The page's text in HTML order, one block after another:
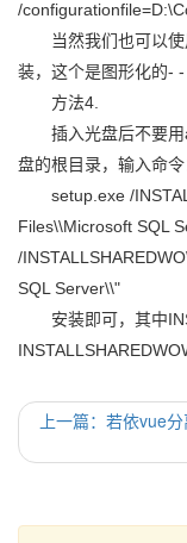
/
当然我们也可以使
装，这个是图形化的- -
方法4.
插入光盘后不要用
盘的根目录，输入命令
setup.exe /
Files\\Microsoft SQL
/
SQL Server\\"
安装即可，其中
上一篇：若依vue